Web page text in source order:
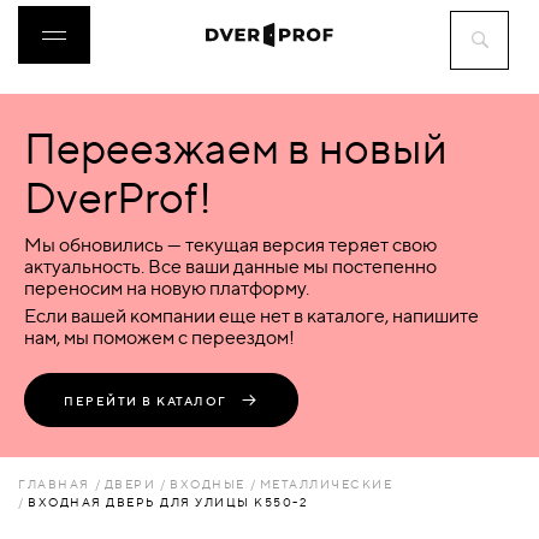
ДВЕРИ
ФУРНИТУРА
ВОРОТА
ПЕРЕГОРОДКИ
Переезжаем в новый
DverProf!
Мы обновились — текущая версия теряет свою
актуальность. Все ваши данные мы постепенно
переносим на новую платформу.
Если вашей компании еще нет в каталоге, напишите
нам, мы поможем с переездом!
ПЕРЕЙТИ В КАТАЛОГ
ГЛАВНАЯ ДВЕРИ ВХОДНЫЕ
МЕТАЛЛИЧЕСКИЕ
ВХОДНАЯ ДВЕРЬ ДЛЯ УЛИЦЫ К550-2